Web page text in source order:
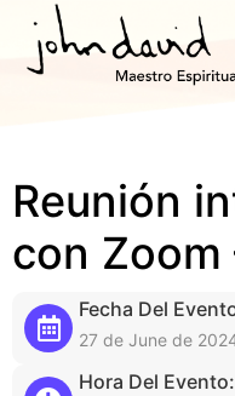
Reunión
con Zoom
Fecha Del
27 de June de
Hora Del Evento: